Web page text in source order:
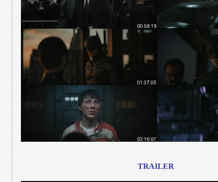
TRAILER